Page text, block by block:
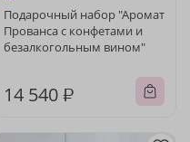
Подарочный набор "Аромат
Прованса с конфетами и
безалкогольным вином"
14 540 ₽